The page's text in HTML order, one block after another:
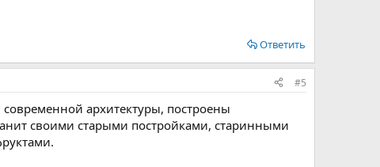
Ответить
#5
архитектуры, построены
своими старыми постройками, старинными